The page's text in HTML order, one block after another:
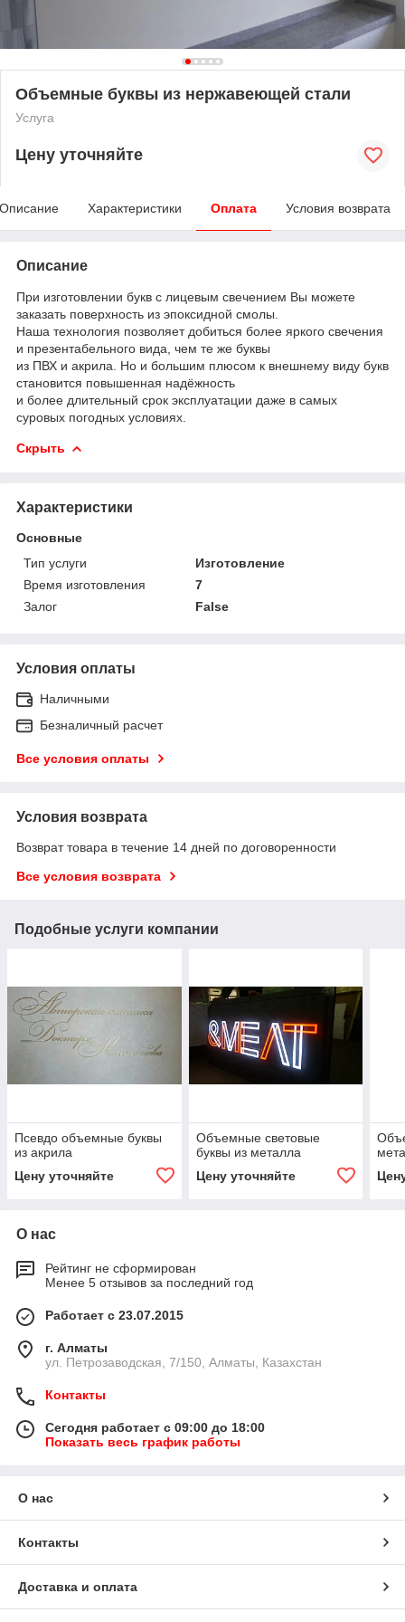
Объемные буквы из нержавеющей стали
Услуга
Цену уточняйте
Описание Характеристики Оплата Условия возврата
Описание
При изготовлении букв с лицевым свечением Вы можете
заказать поверхность из эпоксидной смолы.
Наша технология позволяет добиться более яркого свечения
и презентабельного вида, чем те же буквы
из ПВХ и акрила. Но и большим плюсом к внешнему виду букв
становится повышенная надёжность
и более длительный срок эксплуатации даже в самых
суровых погодных условиях.
Скрыть
Характеристики
Основные
Тип услуги
Изготовление
Время изготовления
7
Залог
False
Условия оплаты
Наличными
Безналичный расчет
Все условия оплаты
Условия возврата
Возврат товара в течение 14 дней по договоренности
Все условия возврата
Подобные услуги компании
Псевдо объемные буквы
из акрила
Цену уточняйте
Объемные световые
буквы из металла
Цену уточняйте
О нас
Рейтинг не сформирован
Менее 5 отзывов за последний год
Работает с 23.07.2015
г. Алматы
ул. Петрозаводская, 7/150, Алматы, Казахстан
Контакты
Сегодня работает с 09:00 до 18:00
Показать весь график работы
О нас
Контакты
Доставка и оплата